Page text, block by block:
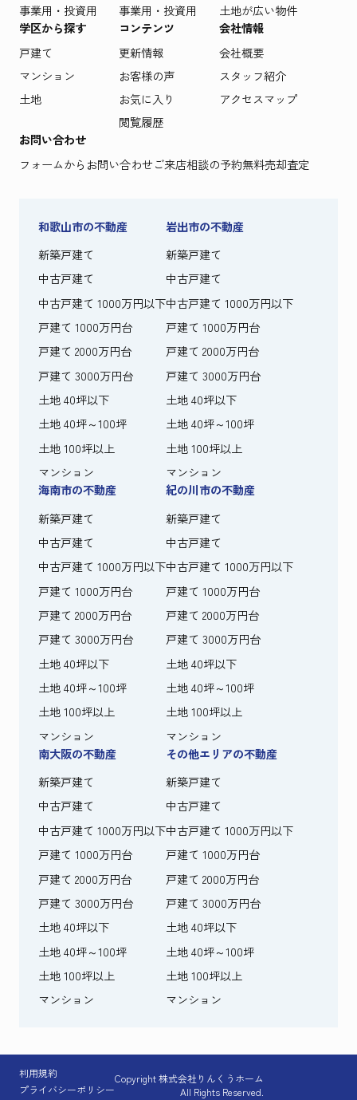
事業用・投資用
事業用・投資用
土地が広い物件
学区から探す
戸建て
マンション
土地
コンテンツ
更新情報
お客様の声
お気に入り
閲覧履歴
会社情報
会社概要
スタッフ紹介
アクセスマップ
お問い合わせ
フォームからお問い合わせご来店相談の予約無料売却査定
和歌山市の不動産
新築戸建て
中古戸建て
中古戸建て 1000万円以下
戸建て 1000万円台
戸建て 2000万円台
戸建て 3000万円台
土地 40坪以下
土地 40坪～100坪
土地 100坪以上
マンション
岩出市の不動産
新築戸建て
中古戸建て
中古戸建て 1000万円以下
戸建て 1000万円台
戸建て 2000万円台
戸建て 3000万円台
土地 40坪以下
土地 40坪～100坪
土地 100坪以上
マンション
海南市の不動産
新築戸建て
中古戸建て
中古戸建て 1000万円以下
戸建て 1000万円台
戸建て 2000万円台
戸建て 3000万円台
土地 40坪以下
土地 40坪～100坪
土地 100坪以上
マンション
紀の川市の不動産
新築戸建て
中古戸建て
中古戸建て 1000万円以下
戸建て 1000万円台
戸建て 2000万円台
戸建て 3000万円台
土地 40坪以下
土地 40坪～100坪
土地 100坪以上
マンション
南大阪の不動産
新築戸建て
中古戸建て
中古戸建て 1000万円以下
戸建て 1000万円台
戸建て 2000万円台
戸建て 3000万円台
土地 40坪以下
土地 40坪～100坪
土地 100坪以上
マンション
その他エリアの不動産
新築戸建て
中古戸建て
中古戸建て 1000万円以下
戸建て 1000万円台
戸建て 2000万円台
戸建て 3000万円台
土地 40坪以下
土地 40坪～100坪
土地 100坪以上
マンション
利用規約
プライバシーポリシー
Copyright 株式会社りんくうホーム
All Rights Reserved.